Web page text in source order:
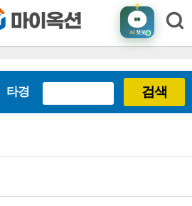
AI챗봇
타경 검색